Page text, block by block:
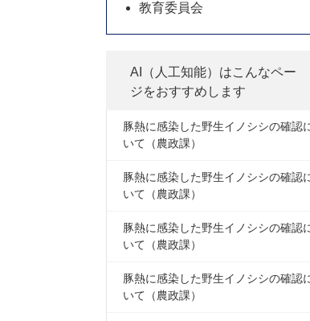
教育委員会
AI（人工知能）はこんなペー
ジをおすすめします
豚熱に感染した野生イノシシの確認
いて（農政課）
豚熱に感染した野生イノシシの確認
いて（農政課）
豚熱に感染した野生イノシシの確認
いて（農政課）
豚熱に感染した野生イノシシの確認
いて（農政課）